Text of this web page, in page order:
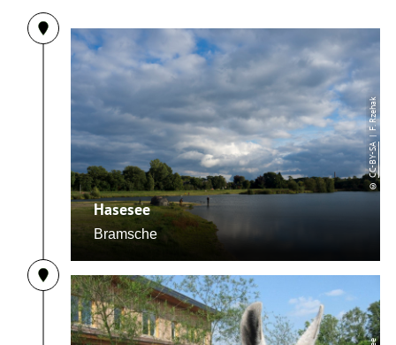
Hasesee
Bramsche
©
CC-BY-SA
| F. Rzehak